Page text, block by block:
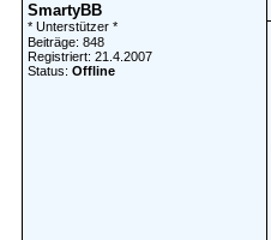
SmartyBB
* Unterstützer *
Beiträge: 848
Registriert: 21.4.2007
Status: Offline